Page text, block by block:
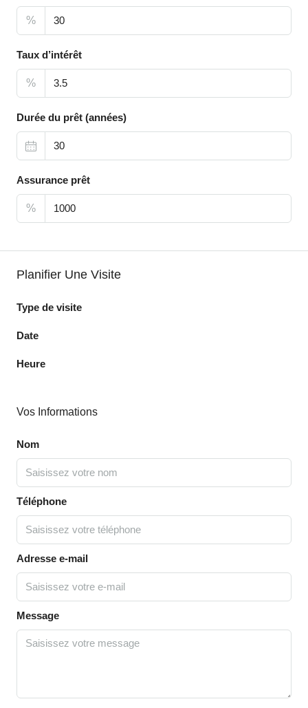
%
Taux d’intérêt
%
Durée du prêt (années)
Assurance prêt
%
Planifier Une Visite
Type de visite
Date
Heure
Vos Informations
Nom
Téléphone
Adresse e-mail
Message